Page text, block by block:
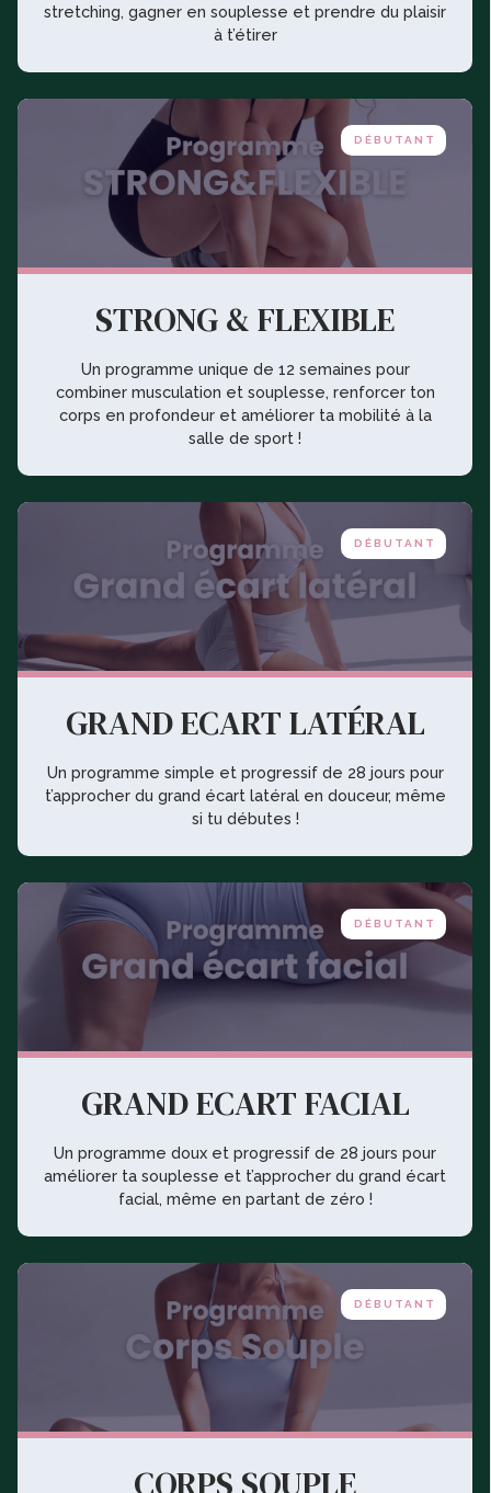
stretching, gagner en souplesse et prendre du plaisir
à t’étirer
DÉBUTANT
STRONG & FLEXIBLE
Un programme unique de 12 semaines pour
combiner musculation et souplesse, renforcer ton
corps en profondeur et améliorer ta mobilité à la
salle de sport !
DÉBUTANT
GRAND ECART LATÉRAL
Un programme simple et progressif de 28 jours pour
t’approcher du grand écart latéral en douceur, même
si tu débutes !
DÉBUTANT
GRAND ECART FACIAL
Un programme doux et progressif de 28 jours pour
améliorer ta souplesse et t’approcher du grand écart
facial, même en partant de zéro !
DÉBUTANT